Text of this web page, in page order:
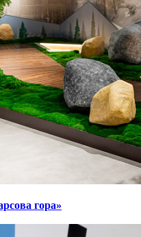
гора»